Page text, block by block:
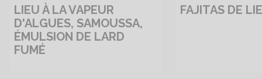
LIEU À LA VAPEUR
D'ALGUES, SAMOUSSA,
ÉMULSION DE LARD
FUMÉ
FAJITAS DE